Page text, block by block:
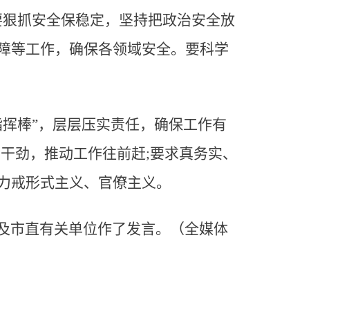
抓安全保稳定，坚持把政治安全放
等工作，确保各领域安全。要科学
棒”，层层压实责任，确保工作有
劲，推动工作往前赶;要求真务实、
形式主义、官僚主义。
市直有关单位作了发言。（全媒体